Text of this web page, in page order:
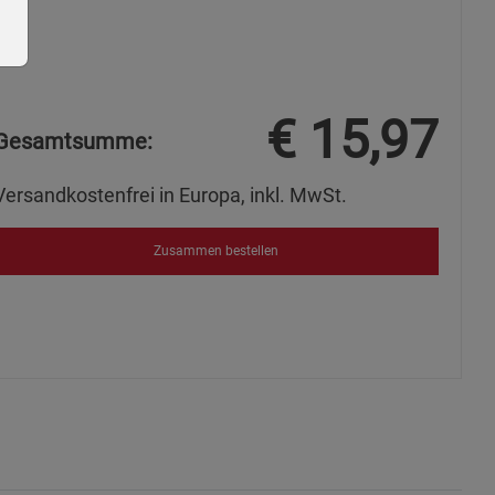
€ 15,97
in Europa, inkl. MwSt.
Zusammen bestellen